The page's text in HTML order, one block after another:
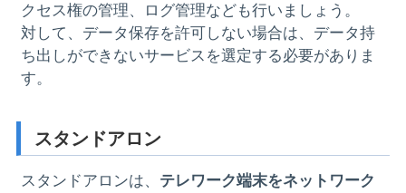
クセス権の管理、ログ管理なども行いましょう。
対して、データ保存を許可しない場合は、データ持
ち出しができないサービスを選定する必要がありま
す。
スタンドアロン
スタンドアロンは、 テレワーク端末をネットワーク